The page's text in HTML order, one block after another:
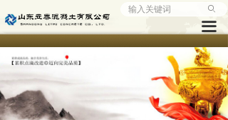
끀
首页
公司概况
企业文化
产品监控
ꄙ